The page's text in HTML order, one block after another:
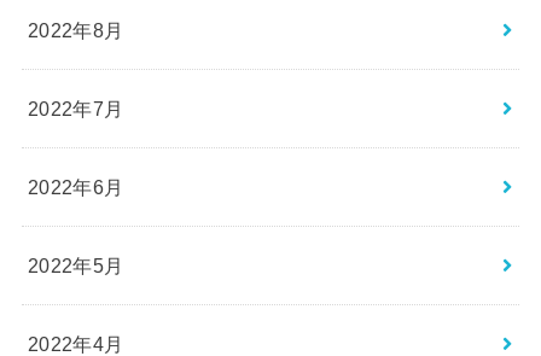
2022年8月
2022年7月
2022年6月
2022年5月
2022年4月